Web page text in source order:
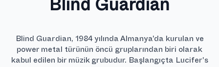
Blind Guardian
Blind Guardian, 1984 yılında Almanya'da kurulan ve
power metal türünün öncü gruplarından biri olarak
kabul edilen bir müzik grubudur. Başlangıçta Lucifer's